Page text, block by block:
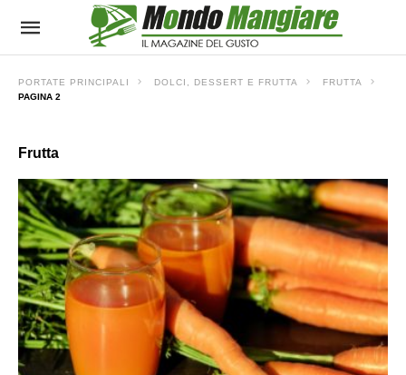
PORTATE PRINCIPALI DOLCI, DESSERT E FRUTTA
FRUTTA
PAGINA 2
Frutta